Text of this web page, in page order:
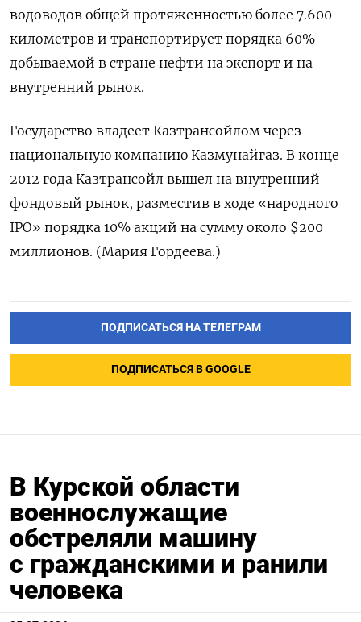
водоводов общей протяженностью более 7.600
километров и транспортирует порядка 60%
добываемой в стране нефти на экспорт и на
внутренний рынок.
Государство владеет Казтрансойлом через
национальную компанию Казмунайгаз. В конце
2012 года Казтрансойл вышел на внутренний
фондовый рынок, разместив в ходе «народного
IPO» порядка 10% акций на сумму около $200
миллионов. (Мария Гордеева.)
ПОДПИСАТЬСЯ НА ТЕЛЕГРАМ
ПОДПИСАТЬСЯ В GOOGLE
В Курской области
военнослужащие
обстреляли машину
с гражданскими и ранили
человека